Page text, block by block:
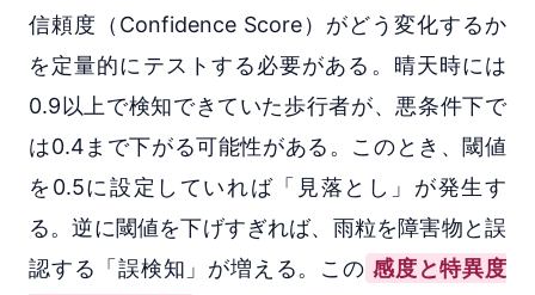
信頼度（Confidence Score）がどう変化するか
を定量的にテストする必要がある。晴天時には
0.9以上で検知できていた歩行者が、悪条件下で
は0.4まで下がる可能性がある。このとき、閾値
を0.5に設定していれば「見落とし」が発生す
る。逆に閾値を下げすぎれば、雨粒を障害物と誤
認する「誤検知」が増える。この 感度と特異度